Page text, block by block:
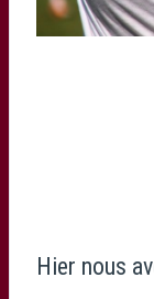
Hier nous